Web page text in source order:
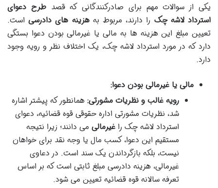
یکی از سوالات مهم برای صادرکنندگانی که قصدطرح دعوای
استرداد لاشه چک را دارند، مربوط بههزینه های دادرسیاست.
تعیین مبلغ این هزینه ها به مالی یا غیرمالی بودن دعوا بستگی
دارد که در مورد استرداد لاشه چک، یک اختلاف نظر و رویه وجود
دارد.
مالی یا غیرمالی بودن دعوا:
رویه غالب و نظریات مشورتی: همانطور که پیشتر اشاره
شد، نظریات مشورتی اداره حقوقی قوه قضائیه، دعوای
استرداد لاشه چک را غیرمالی می دانند؛ زیرا نتیجه
مستقیم این دعوا، کسب مال یا وجه نقد برای خواهان
نیست، بلکه بازگرداندن یک سند است. در دعاوی
غیرمالی، هزینه دادرسی مبلغ ثابتی است که بر اساس
تعرفه سالانه قوه قضائیه تعیین می شود.